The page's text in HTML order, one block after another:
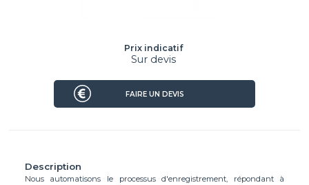
Description
Nous automatisons le processus d'enregistrement, répondant à
Prix indicatif
Sur devis
FAIRE UN DEVIS